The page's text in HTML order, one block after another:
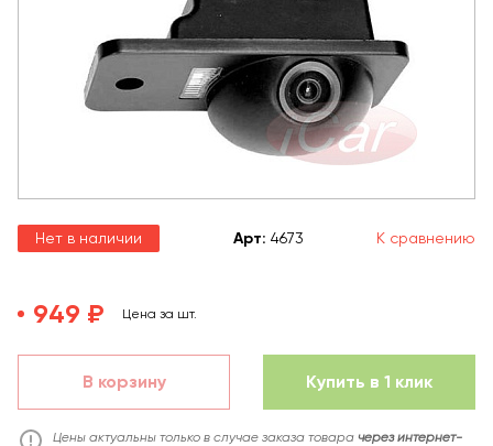
Нет в наличии Арт: 4673 К сравнению
949 ₽ Цена за шт.
В корзину Купить в 1 клик
Цены актуальны только в случае заказа товара через интернет-